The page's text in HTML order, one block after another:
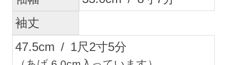
袖丈
47.5cm / 1尺2寸5分